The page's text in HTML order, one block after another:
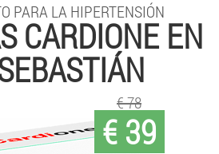
PARA LA HIPERTENSIÓN
CARDIONE EN
€ 39
€ 78